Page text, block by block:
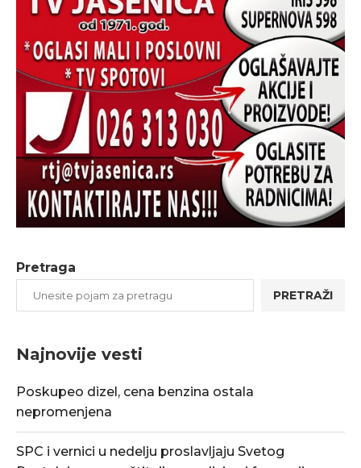
Pretraga
PRETRAŽI
Najnovije vesti
Poskupeo dizel, cena benzina ostala
nepromenjena
SPC i vernici u nedelju proslavljaju Svetog